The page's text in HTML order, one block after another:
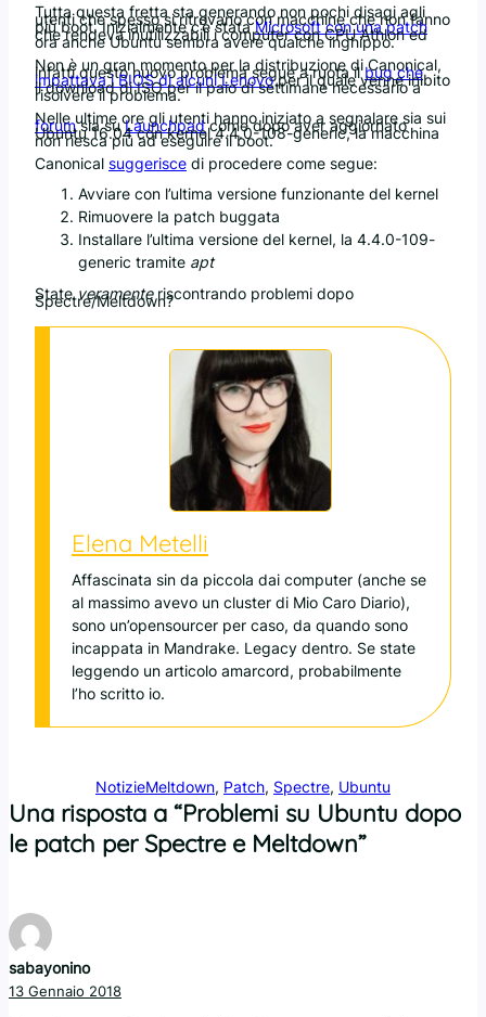
Tutta questa fretta sta generando non pochi disagi agli
utenti che spesso si ritrovano con macchine che non fanno
più boot. Inizialmente c’è stataMicrosoft con una patch
che rendeva inutilizzabili i computer con CPU Athlon ed
ora anche Ubuntu sembra avere qualche inghippo.
Non è un gran momento per la distribuzione di Canonical,
infatti questo nuovo problema segue a ruota ilbug che
impattava i BIOS di alcuni Lenovoper il quale venne inibito
il download di ISO per il paio di settimane necessario a
risolvere il problema.
Nelle ultime ore gli utenti hanno iniziato a segnalare sia sui
forumsia suLaunchpadcome dopo aver aggiornato
Ubuntu 16.04 con kernel 4.4.0-108-generic, la macchina
non riesca più ad eseguire il boot.
Canonical suggerisce di procedere come segue:
Avviare con l’ultima versione funzionante del kernel
Rimuovere la patch buggata
Installare l’ultima versione del kernel, la 4.4.0-109-
generic tramite apt
State veramenteriscontrando problemi dopo
Spectre/Meltdown?
Elena Metelli
Affascinata sin da piccola dai computer (anche se
al massimo avevo un cluster di Mio Caro Diario),
sono un’opensourcer per caso, da quando sono
incappata in Mandrake. Legacy dentro. Se state
leggendo un articolo amarcord, probabilmente
l’ho scritto io.
NotizieMeltdown, Patch, Spectre, Ubuntu
Una risposta a “Problemi su Ubuntu dopo
le patch per Spectre e Meltdown”
sabayonino
13 Gennaio 2018